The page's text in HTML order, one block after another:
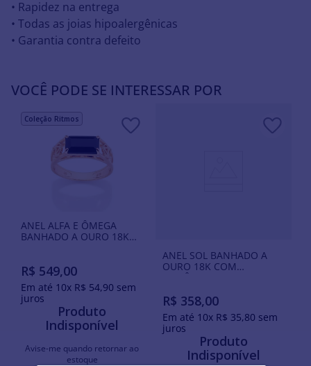
• Rapidez na entrega
• Todas as joias hipoalergênicas
• Garantia contra defeito
VOCÊ PODE SE INTERESSAR POR
Coleção Ritmos
ANEL ALFA E ÔMEGA
BANHADO A OURO 18K
R$ 549,00
Em até 10x R$ 54,90 sem
juros
Produto
Indisponível
Avise-me quando retornar ao
estoque
ANEL SOL BANHADO A
OURO 18K COM
ZIRCÔNIAS
R$ 358,00
Em até 10x R$ 35,80 sem
juros
Produto
Indisponível